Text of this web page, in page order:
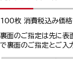
100枚 消費税込み価格
裏面のご指定は先に表
で裏面のご指定とご入